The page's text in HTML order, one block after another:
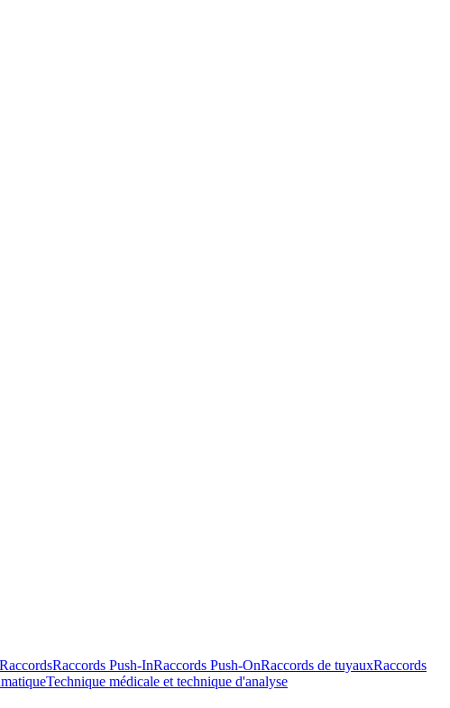
RaccordsRaccords Push-InRaccords Push-OnRaccords de tuyauxRaccords
Technique médicale et technique d'analyse